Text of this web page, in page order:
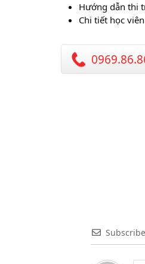
Hướng dẫn thi
Chi tiết học
Subscribe